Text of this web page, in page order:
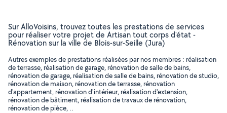
Sur AlloVoisins, trouvez toutes les prestations de services
pour réaliser votre projet de Artisan tout corps d'état -
Rénovation sur la ville de Blois-sur-Seille (Jura)
Autres exemples de prestations réalisées par nos membres : réalisation
de terrasse, réalisation de garage, rénovation de salle de bains,
rénovation de garage, réalisation de salle de bains, rénovation de studio,
rénovation de maison, rénovation de terrasse, rénovation
d'appartement, rénovation d'intérieur, réalisation d'extension,
rénovation de bâtiment, réalisation de travaux de rénovation,
rénovation de pièce, ..